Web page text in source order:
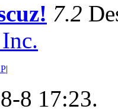
7.2
|
8 17:23.